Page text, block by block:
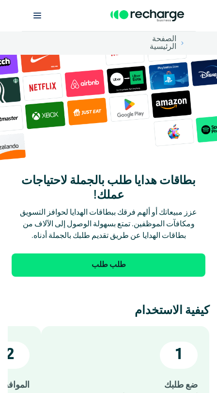
الصفحة
الرئيسية
بطاقات هدايا طلب بالجملة لاحتياجات
عملك!
عزز مبيعاتك أو ألهم فرقك ببطاقات الهدايا لحوافز التسويق
ومكافآت الموظفين. تمتع بسهولة الوصول إلى الآلاف من
بطاقات الهدايا عن طريق تقديم طلبك بالجملة أدناه.
طلب طلب
كيفية الاستخدام
1
ضع طلبك
2